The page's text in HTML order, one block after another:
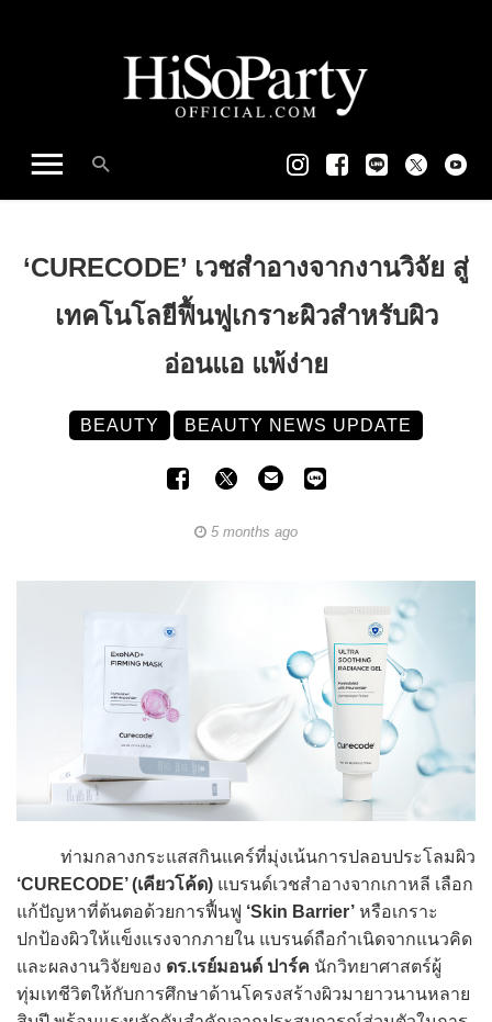
‘CURECODE’ เวชสำอางจากงานวิจัย สู่
เทคโนโลยีฟื้นฟูเกราะผิวสำหรับผิว
อ่อนแอ แพ้ง่าย
BEAUTY BEAUTY NEWS UPDATE
5 months ago
ท่ามกลางกระแสสกินแคร์ที่มุ่งเน้นการปลอบประโลมผิว
‘CURECODE’ (เคียวโค้ด) แบรนด์เวชสำอางจากเกาหลี เลือก
แก้ปัญหาที่ต้นตอด้วยการฟื้นฟู ‘Skin Barrier’ หรือเกราะ
ปกป้องผิวให้แข็งแรงจากภายใน แบรนด์ถือกำเนิดจากแนวคิด
และผลงานวิจัยของ ดร.เรย์มอนด์ ปาร์ค นักวิทยาศาสตร์ผู้
ทุ่มเทชีวิตให้กับการศึกษาด้านโครงสร้างผิวมายาวนานหลาย